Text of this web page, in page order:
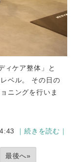
ィケア整体」と
ベル。 その日の
ニングを行いま
｜続きを読む｜
最後へ»